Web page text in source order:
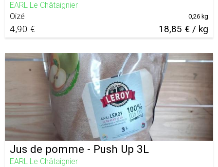
EARL Le Châtaignier
Oizé
4,90 € 18,85 € / kg
0,26 kg
Jus de pomme - Push Up 3L
EARL Le Châtaignier